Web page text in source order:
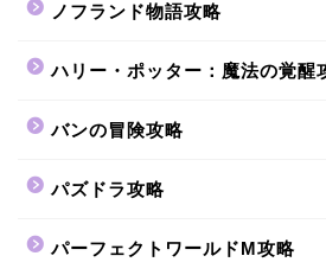
ノフランド物語攻略
ハリー・ポッター：魔法の覚醒
バンの冒険攻略
パズドラ攻略
パーフェクトワールドM攻略